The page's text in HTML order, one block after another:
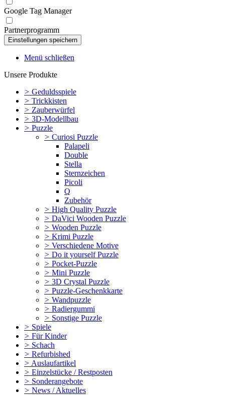
Google Tag Manager
Partnerprogramm
Menü schließen
Unsere Produkte
> Geduldsspiele
> Trickkisten
> Zauberwürfel
> 3D-Modellbau
> Puzzle
> Curiosi Puzzle
Palapeli
Double
Stella
Sternzeichen
Picoli
Q
Zubehör
> High Quality Puzzle
> DaVici Wooden Puzzle
> Wooden Puzzle
> Krimi Puzzle
> Verschiedene Motive
> Do it yourself Puzzle
> Pocket-Puzzle
> Mini Puzzle
> 3D Crystal Puzzle
> Puzzle-Geschenkkarte
> Wandpuzzle
> Radiergummi
> Sonstige Puzzle
> Spiele
> Für Kinder
> Schach
> Refurbished
> Auslaufartikel
> Einzelstücke / Restposten
> Sonderangebote
> News / Aktuelles